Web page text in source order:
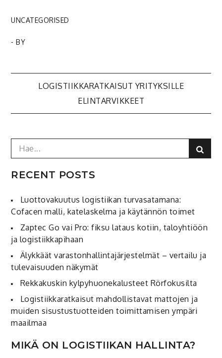
UNCATEGORISED
- BY
Post
navigation
LOGISTIIKKARATKAISUT YRITYKSILLE
ELINTARVIKKEET
Search
for:
RECENT POSTS
Luottovakuutus logistiikan turvasatamana:
Cofacen malli, katelaskelma ja käytännön toimet
Zaptec Go vai Pro: fiksu lataus kotiin, taloyhtiöön
ja logistiikkapihaan
Älykkäät varastonhallintajärjestelmät – vertailu ja
tulevaisuuden näkymät
Rekkakuskin kylpyhuonekalusteet Rörfokusilta
Logistiikkaratkaisut mahdollistavat mattojen ja
muiden sisustustuotteiden toimittamisen ympäri
maailmaa
MIKÄ ON LOGISTIIKAN HALLINTA?